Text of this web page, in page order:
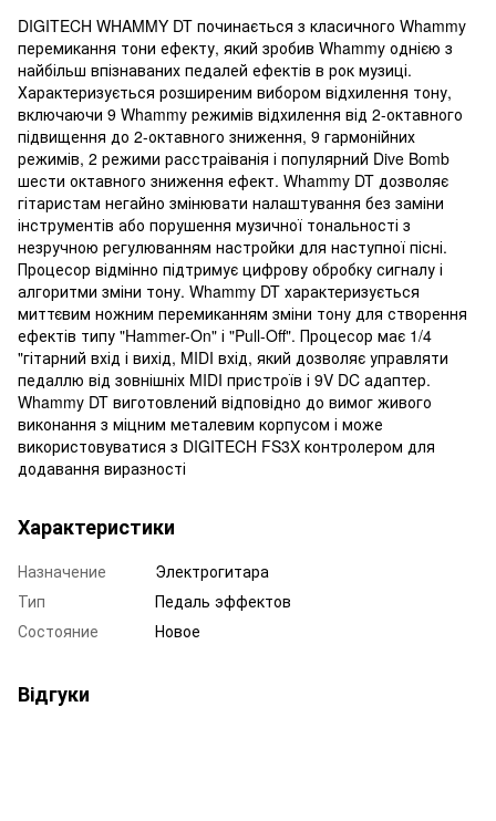
DIGITECH WHAMMY DT починається з класичного Whammy
перемикання тони ефекту, який зробив Whammy однією з
найбільш впізнаваних педалей ефектів в рок музиці.
Характеризується розширеним вибором відхилення тону,
включаючи 9 Whammy режимів відхилення від 2-октавного
підвищення до 2-октавного зниження, 9 гармонійних
режимів, 2 режими расстраіванія і популярний Dive Bomb
шести октавного зниження ефект. Whammy DT дозволяє
гітаристам негайно змінювати налаштування без заміни
інструментів або порушення музичної тональності з
незручною регулюванням настройки для наступної пісні.
Процесор відмінно підтримує цифрову обробку сигналу і
алгоритми зміни тону. Whammy DT характеризується
миттєвим ножним перемиканням зміни тону для створення
ефектів типу "Hammer-On" і "Pull-Off". Процесор має 1/4
"гітарний вхід і вихід, MIDI вхід, який дозволяє управляти
педаллю від зовнішніх MIDI пристроїв і 9V DC адаптер.
Whammy DT виготовлений відповідно до вимог живого
виконання з міцним металевим корпусом і може
використовуватися з DIGITECH FS3X контролером для
додавання виразності
Характеристики
Назначение
Электрогитара
Тип
Педаль эффектов
Состояние
Новое
Відгуки